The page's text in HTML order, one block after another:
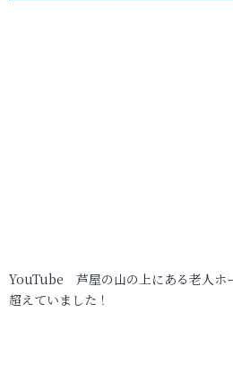
YouTube 芦屋の山の上にある老人ホ
超えていました！